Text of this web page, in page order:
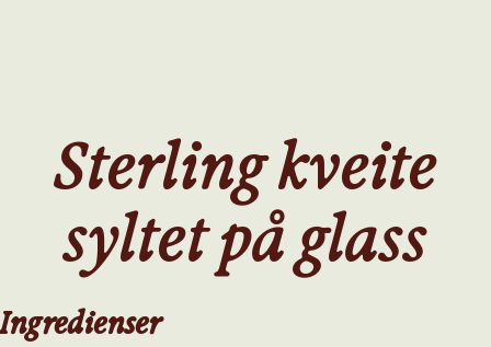
Sterling kveite
syltet på glass
Ingredienser